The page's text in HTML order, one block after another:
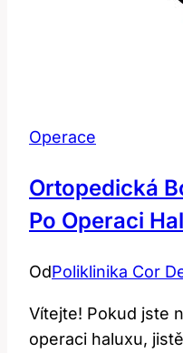
Operace
Ortopedická
Po Operaci
OdPoliklinika Cor
Vítejte! Pokud jste
operaci haluxu,